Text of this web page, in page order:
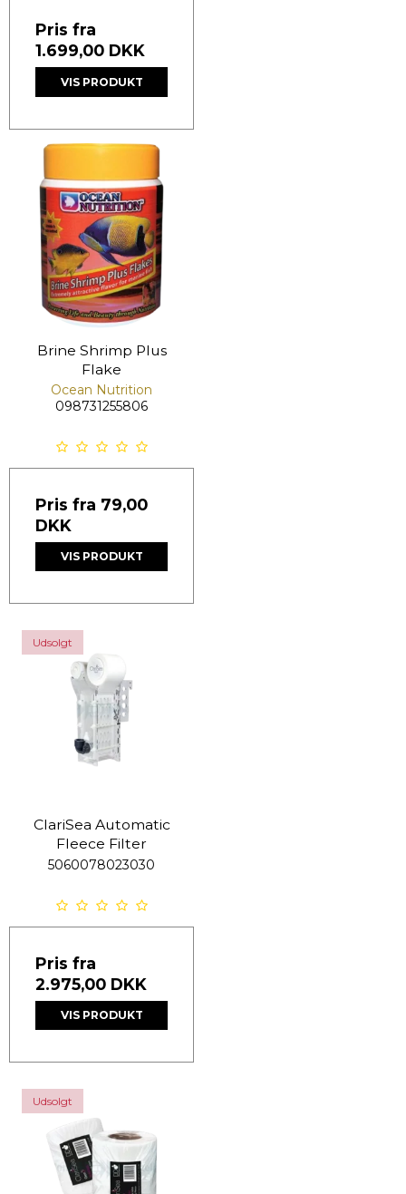
Pris fra
1.699,00 DKK
VIS PRODUKT
Brine Shrimp Plus
Flake
Ocean Nutrition
098731255806
Pris fra 79,00
DKK
VIS PRODUKT
Udsolgt
ClariSea Automatic
Fleece Filter
5060078023030
Pris fra
2.975,00 DKK
VIS PRODUKT
Udsolgt